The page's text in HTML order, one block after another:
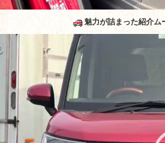
魅力が詰まった紹介ム